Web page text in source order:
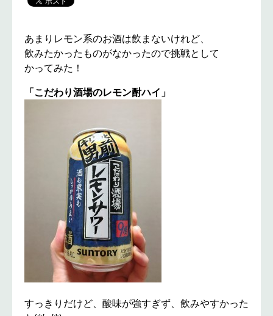
あまりレモン系のお酒は飲まないけれど、
飲みたかったものがなかったので挑戦として
かってみた！
「こだわり酒場のレモン酎ハイ」
すっきりだけど、酸味が強すぎず、飲みやすかった